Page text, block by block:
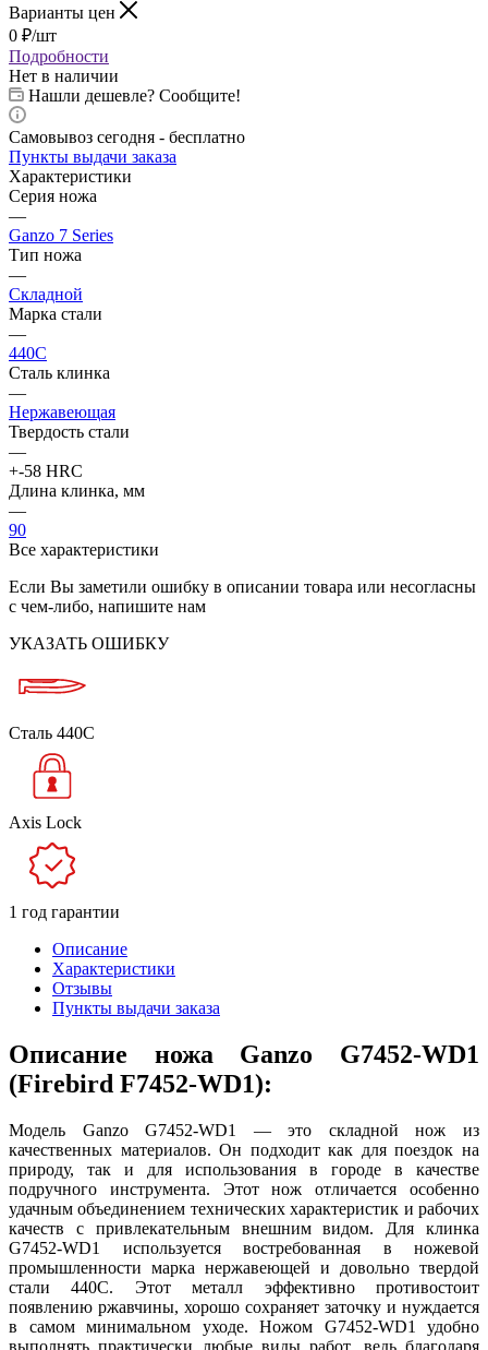
Варианты цен
0 ₽/шт
Подробности
Нет в наличии
Нашли дешевле? Сообщите!
Самовывоз сегодня - бесплатно
Пункты выдачи заказа
Характеристики
Серия ножа
—
Ganzo 7 Series
Тип ножа
—
Складной
Марка стали
—
440C
Сталь клинка
—
Нержавеющая
Твердость стали
—
+-58 HRC
Длина клинка, мм
—
90
Все характеристики
Если Вы заметили ошибку в описании товара или несогласны
с чем-либо, напишите нам
УКАЗАТЬ ОШИБКУ
Сталь 440C
Axis Lock
1 год гарантии
Описание
Характеристики
Отзывы
Пункты выдачи заказа
Описание ножа Ganzo G7452-WD1
(Firebird F7452-WD1):
Модель Ganzo G7452-WD1 — это складной нож из
качественных материалов. Он подходит как для поездок на
природу, так и для использования в городе в качестве
подручного инструмента. Этот нож отличается особенно
удачным объединением технических характеристик и рабочих
качеств с привлекательным внешним видом. Для клинка
G7452-WD1 используется востребованная в ножевой
промышленности марка нержавеющей и довольно твердой
стали 440С. Этот металл эффективно противостоит
появлению ржавчины, хорошо сохраняет заточку и нуждается
в самом минимальном уходе. Ножом G7452-WD1 удобно
выполнять практически любые виды работ, ведь благодаря